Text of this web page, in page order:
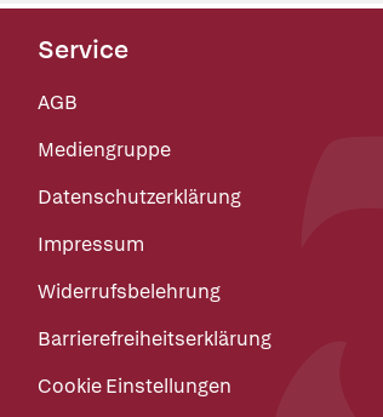
Service
AGB
Mediengruppe
Datenschutzerklärung
Impressum
Widerrufsbelehrung
Barrierefreiheitserklärung
Cookie Einstellungen